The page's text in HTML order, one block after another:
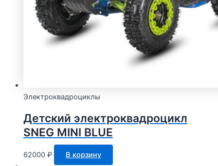
Электроквадроциклы
Детский электроквадроцикл
SNEG MINI BLUE
62000 ₽ В корзину